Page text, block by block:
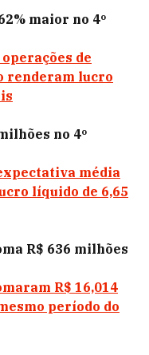
maior no 4º
de
renderam lucro
no 4º
média
líquido de 6,65
R$ 636 milhões
R$ 16,014
período do